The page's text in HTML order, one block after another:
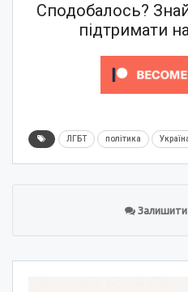
Сподобалось?
підтримати
ЛГБТ політика
Залишити